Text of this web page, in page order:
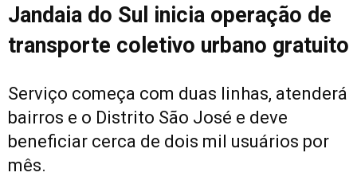
Jandaia do Sul inicia operação de
transporte coletivo urbano gratuito
Serviço começa com duas linhas, atenderá
bairros e o Distrito São José e deve
beneficiar cerca de dois mil usuários por
mês.